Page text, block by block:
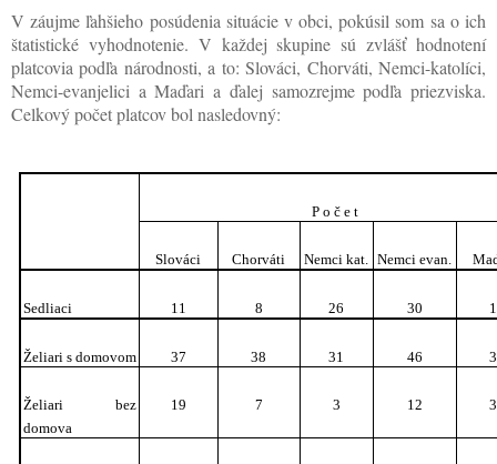
V záujme ľahšieho posúdenia situácie v obci, pokúsil som sa o ich
štatistické vyhodnotenie. V každej skupine sú zvlášť hodnotení
platcovia podľa národnosti, a to: Slováci, Chorváti, Nemci-katolíci,
Nemci-evanjelici a Maďari a ďalej samozrejme podľa priezviska.
Celkový počet platcov bol nasledovný:
P o č e t
Slováci Chorváti Nemci kat. Nemci evan.
Sedliaci 11 8 26 30 1
Želiari s domovom 37 38 31 46 3
Želiari bez
domova
19 7 3 12 3